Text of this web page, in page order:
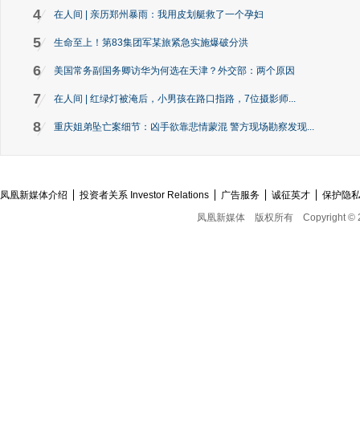
4 在人间 | 亲历郑州暴雨：我用皮划艇救了一个孕妇
5 生命至上！第83集团军某旅紧急实施爆破分洪
6 美国常务副国务卿访华为何选在天津？外交部：两个原因
7 在人间 | 红绿灯被淹后，小男孩在路口指路，7位摄影师...
8 重庆姐弟坠亡案细节：凶手欲靠悲情蒙混 警方现场勘察发现...
凤凰新媒体介绍 投资者关系 Investor Relations 广告服务 诚征英才
保护隐
凤凰新媒体
版权所有 Copyright ©